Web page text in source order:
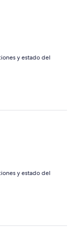
y estado del
y estado del